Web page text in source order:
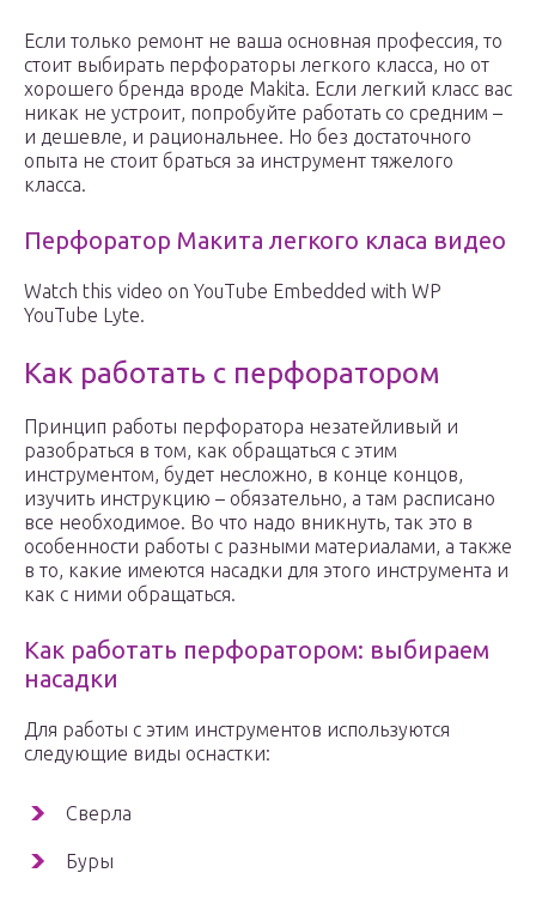
Если только ремонт не ваша основная профессия, то
стоит выбирать перфораторы легкого класса, но от
хорошего бренда вроде Makita. Если легкий класс вас
никак не устроит, попробуйте работать со средним –
и дешевле, и рациональнее. Но без достаточного
опыта не стоит браться за инструмент тяжелого
класса.
Перфоратор Макита легкого класа видео
Watch this video on YouTube Embedded with WP
YouTube Lyte.
Как работать с перфоратором
Принцип работы перфоратора незатейливый и
разобраться в том, как обращаться с этим
инструментом, будет несложно, в конце концов,
изучить инструкцию – обязательно, а там расписано
все необходимое. Во что надо вникнуть, так это в
особенности работы с разными материалами, а также
в то, какие имеются насадки для этого инструмента и
как с ними обращаться.
Как работать перфоратором: выбираем
насадки
Для работы с этим инструментов используются
следующие виды оснастки:
Сверла
Буры